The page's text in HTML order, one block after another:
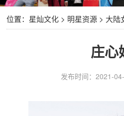
位置： 星灿文化> 明星资源> 大陆
庄心
发布时间：2021-